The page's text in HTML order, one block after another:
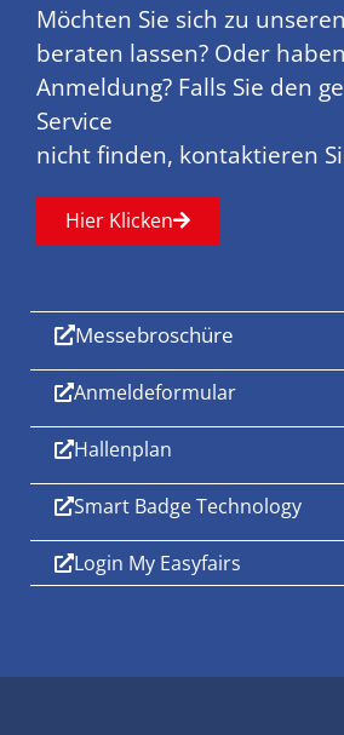
Möchten Sie sich zu
beraten lassen? Oder
Anmeldung? Falls Sie den
Service
nicht finden, kontaktieren
Hier Klicken
Messebroschüre
Anmeldeformular
Hallenplan
Smart Badge Technology
Login My Easyfairs